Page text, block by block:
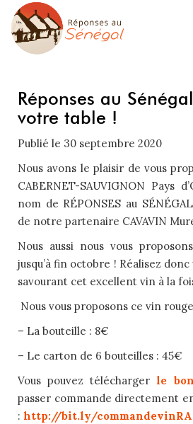
Réponses au
votre table !
Publié le 30 septembre 2020
Nous avons le plaisir de vous
CABERNET-SAUVIGNON Pays
nom de RÉPONSES au
de notre partenaire CAVAVIN
Nous aussi nous vous
jusqu’à fin octobre ! Réalisez
savourant cet excellent vin à la
Nous vous proposons ce vin
– La bouteille : 8€
– Le carton de 6 bouteilles : 45€
Vous pouvez téléchargerle
passer commande directement
: http://bit.ly/